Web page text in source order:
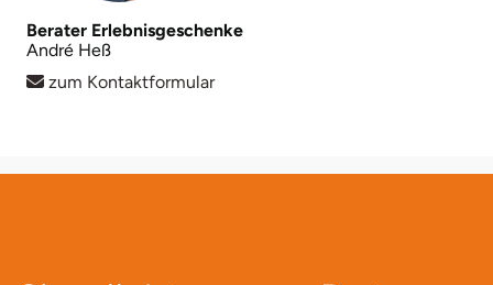
Berater Erlebnisgeschenke
André Heß
zum Kontaktformular